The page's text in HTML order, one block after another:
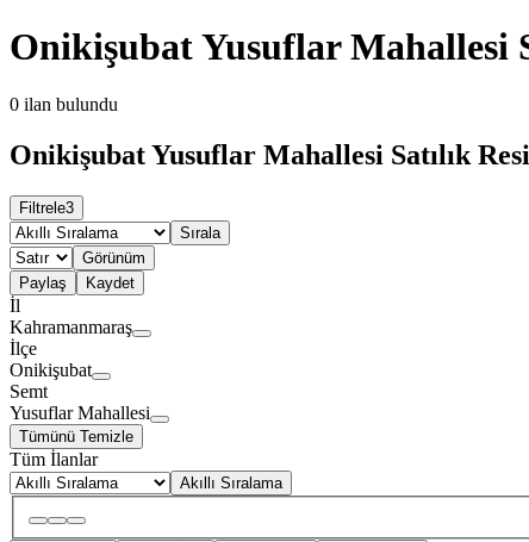
Onikişubat Yusuflar Mahallesi
0 ilan bulundu
Onikişubat Yusuflar Mahallesi Satılık
Filtrele3
Sırala
Görünüm
Paylaş
Kaydet
İl
Kahramanmaraş
İlçe
Onikişubat
Semt
Yusuflar Mahallesi
Tümünü Temizle
Tüm İlanlar
Akıllı Sıralama